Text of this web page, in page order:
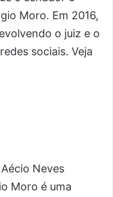
Moro. Em 2016,
o juiz e o
sociais. Veja
Neves
Moro é uma